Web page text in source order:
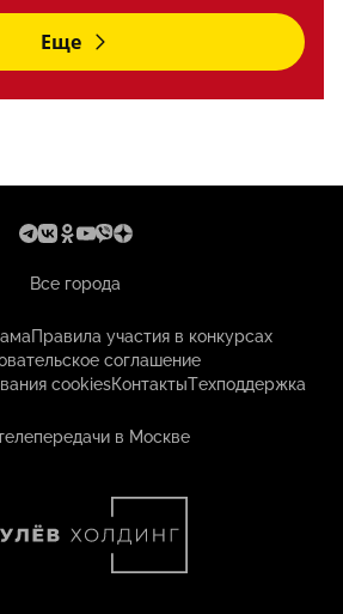
Еще
Все города
Правила участия в конкурсах
соглашение
cookiesКонтактыТехподдержка
в Москве